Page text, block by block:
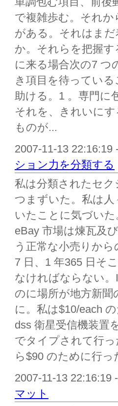
で複雑歩む。それ
がある。それはま
か。それらを把握
に来る場合次の7 つ
き項目を待ってい
助ける。1 。専門に
それを、きれいに
ものが...
2007-11-13 22:16:19
ション力を分類する
私は分類されたセ
つまずいた。私は
いたことに気づい
eBay 市場は煉瓦及
う正常な小売りか
7 日、1 年365 日そ
なければならない
のに場所が地方新
に。私は$10/each
dss 衛星受信機装置
でタイプされて行
ら$90 のために行っ
2007-11-13 22:16:19 -
マット